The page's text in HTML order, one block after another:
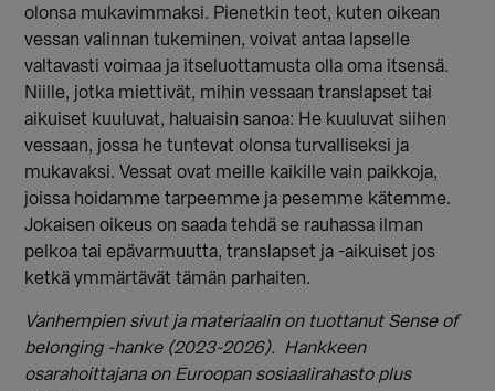
olonsa mukavimmaksi. Pienetkin teot, kuten oikean
vessan valinnan tukeminen, voivat antaa lapselle
valtavasti voimaa ja itseluottamusta olla oma itsensä.
Niille, jotka miettivät, mihin vessaan translapset tai
aikuiset kuuluvat, haluaisin sanoa: He kuuluvat siihen
vessaan, jossa he tuntevat olonsa turvalliseksi ja
mukavaksi. Vessat ovat meille kaikille vain paikkoja,
joissa hoidamme tarpeemme ja pesemme kätemme.
Jokaisen oikeus on saada tehdä se rauhassa ilman
pelkoa tai epävarmuutta, translapset ja -aikuiset jos
ketkä ymmärtävät tämän parhaiten.
Vanhempien sivut ja materiaalin on tuottanut Sense of
belonging -hanke (2023-2026). Hankkeen
osarahoittajana on Euroopan sosiaalirahasto plus